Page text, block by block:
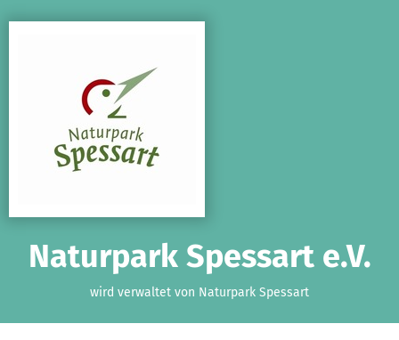
Naturpark Spessart e.V.
wird verwaltet von Naturpark Spessart